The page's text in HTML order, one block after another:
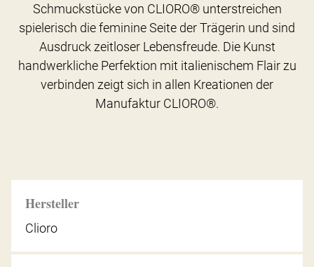
Hersteller
Clioro
Schmuckstücke von CLIORO® unterstreichen
spielerisch die feminine Seite der Trägerin und sind
Ausdruck zeitloser Lebensfreude. Die Kunst
handwerkliche Perfektion mit italienischem Flair zu
verbinden zeigt sich in allen Kreationen der
Manufaktur CLIORO®.